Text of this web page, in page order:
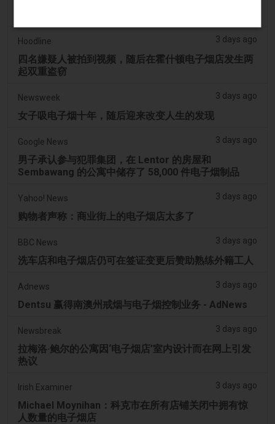
Hoodline 3 days ago
四名嫌疑人被拍到视频，随后在霍什顿电子烟店发生两
起双重盗窃
Newsweek 3 days ago
女子吸电子烟十年，随后迎来改变人生的发现
Google News 3 days ago
男子承认参与犯罪集团，在 Lentor 的房屋和
Sembawang 的公寓中储存了 58,000 件电子烟制品
Yahoo! News 3 days ago
购物者声称：商业街上的电子烟店太多了
BBC News 3 days ago
洗车店和电子烟店仍可在签证变更后赞助熟练外籍工人
Adnews 3 days ago
Dentsu 赢得南澳州戒烟与电子烟控制业务 - AdNews
Newsbreak 3 days ago
拉梅洛·鲍尔的公寓因‘电子烟店’室内设计而在网上引发
热议
Irish Examiner 3 days ago
Michael Moynihan：科克市在所有店铺关闭中拥有惊
人数量的电子烟店